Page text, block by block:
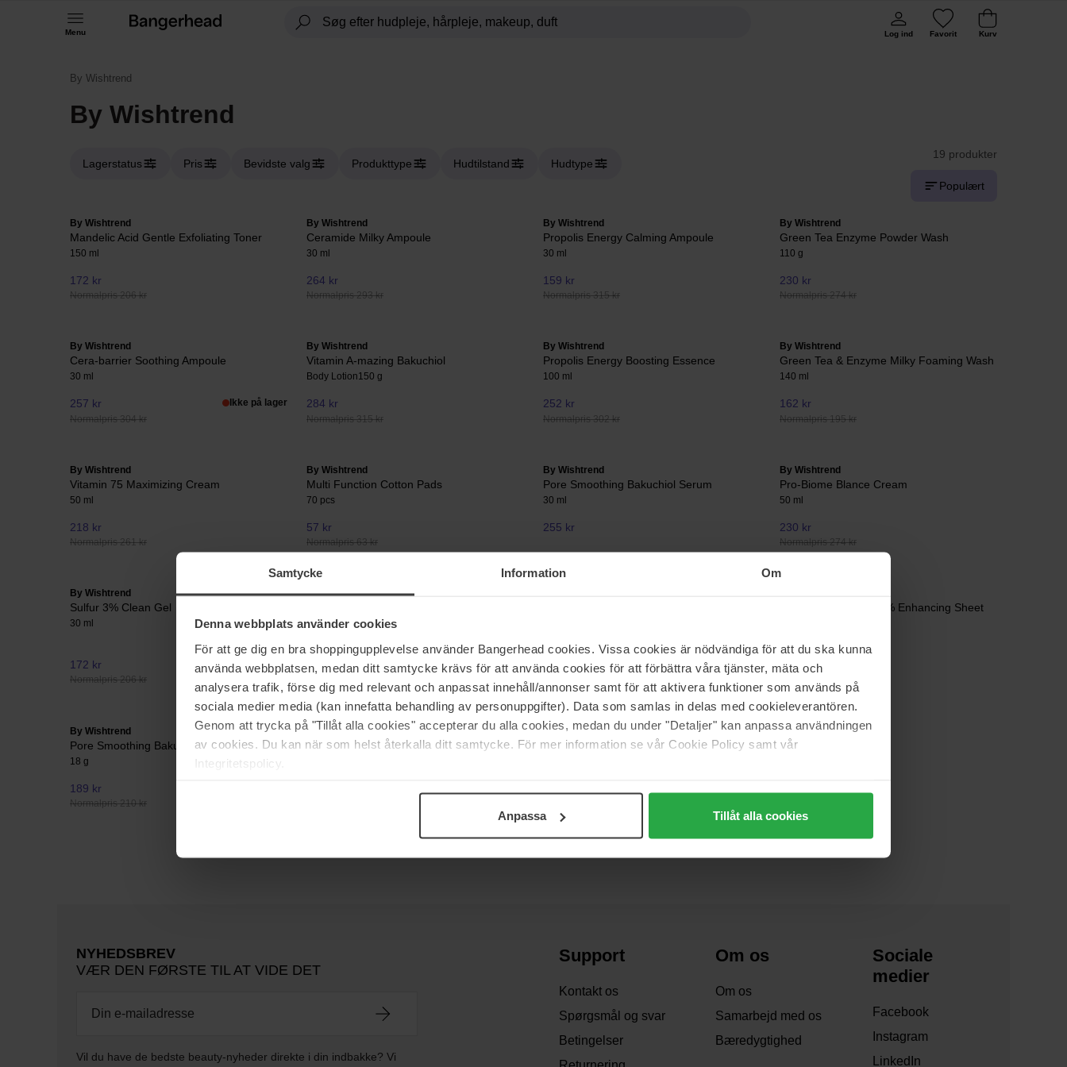
Samtycke Information Om
Denna webbplats använder cookies
För att ge dig en bra shoppingupplevelse använder Bangerhead cookies. Vissa cookies är nödvändiga för att du ska kunna
använda webbplatsen, medan ditt samtycke krävs för att använda cookies för att förbättra våra tjänster, mäta och
analysera trafik, förse dig med relevant och anpassat innehåll/annonser samt för att aktivera funktioner som används på
sociala medier media (kan innefatta behandling av personuppgifter). Data som samlas in delas med cookieleverantören.
Genom att trycka på "Tillåt alla cookies" accepterar du alla cookies, medan du under "Detaljer" kan anpassa användningen
av cookies. Du kan när som helst återkalla ditt samtycke. För mer information se vår Cookie Policy samt vår
Integritetspolicy.
Anpassa Tillåt alla cookies
Menu Log ind Favorit Kurv
By Wishtrend
By Wishtrend
Lagerstatus Pris Bevidste valg Produkttype Hudtilstand Hudtype
19 produkter
Populært
By Wishtrend
Mandelic Acid Gentle Exfoliating Toner
150 ml
172 kr
Normalpris 206 kr
By Wishtrend
Ceramide Milky Ampoule
30 ml
264 kr
Normalpris 293 kr
By Wishtrend
Propolis Energy Calming Ampoule
30 ml
159 kr
Normalpris 315 kr
By Wishtrend
Green Tea Enzyme Powder Wash
110 g
230 kr
Normalpris 274 kr
By Wishtrend
Cera-barrier Soothing Ampoule
30 ml
257 kr
Normalpris 304 kr
Ikke på lager
By Wishtrend
Vitamin A-mazing Bakuchiol
Body Lotion150 g
284 kr
Normalpris 315 kr
By Wishtrend
Propolis Energy Boosting Essence
100 ml
252 kr
Normalpris 302 kr
By Wishtrend
Green Tea & Enzyme Milky Foaming Wash
140 ml
162 kr
Normalpris 195 kr
By Wishtrend
Vitamin 75 Maximizing Cream
50 ml
218 kr
Normalpris 261 kr
By Wishtrend
Multi Function Cotton Pads
70 pcs
57 kr
Normalpris 63 kr
By Wishtrend
Pore Smoothing Bakuchiol Serum
30 ml
255 kr
By Wishtrend
Pro-Biome Blance Cream
50 ml
230 kr
Normalpris 274 kr
By Wishtrend
Sulfur 3% Clean Gel
30 ml
172 kr
Normalpris 206 kr
By Wishtrend
Mask
111 kr 225 kr
Natural Vitamin 21,5 % Enhancing Sheet
40 kr
By Wishtrend
Pore Smoothing Bakuchiol Sun Stick
18 g
189 kr
Normalpris 210 kr
By Wishtrend
Vitamin A-mazing Bakuchiol
By Wishtrend
Vitamin A-mazing Bakuchiol Night Cream
NYHEDSBREV
VÆR DEN FØRSTE TIL AT VIDE DET
Vil du have de bedste beauty-nyheder direkte i din indbakke? Vi
Support
Kontakt os
Spørgsmål og svar
Betingelser
Om os
Om os
Samarbejd med os
Bæredygtighed
Sociale
medier
Facebook
Instagram
LinkedIn